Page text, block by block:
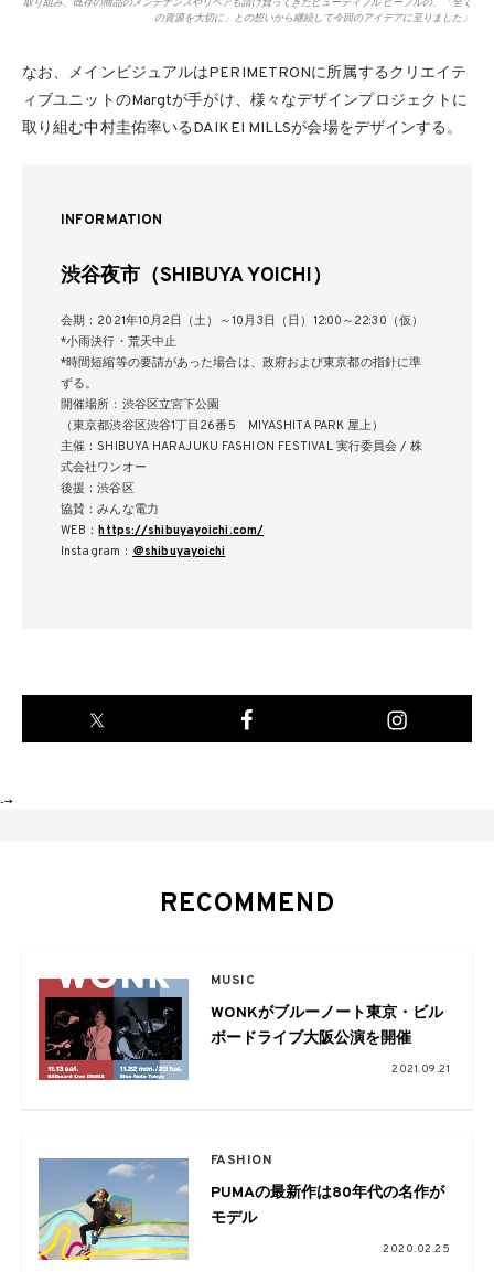
の資源を大切に」との想いから継続して今回のアイデアに至りました」
なお、メインビジュアルはPERIMETRONに所属するクリエイテ
ィブユニットのMargtが手がけ、様々なデザインプロジェクトに
取り組む中村圭佑率いるDAIKEI MILLSが会場をデザインする。
INFORMATION
渋谷夜市（SHIBUYA YOICHI）
会期：2021年10月2日（土）～10月3日（日）12:00～22:30（仮）
*小雨決行・荒天中止
*時間短縮等の要請があった場合は、政府および東京都の指針に準
ずる。
開催場所：渋谷区立宮下公園
（東京都渋谷区渋谷1丁目26番5 MIYASHITA PARK 屋上）
主催：SHIBUYA HARAJUKU FASHION FESTIVAL 実行委員会 / 株
式会社ワンオー
後援：渋谷区
協賛：みんな電力
WEB：https://shibuyayoichi.com/
Instagram： ＠shibuyayoichi
-->
RECOMMEND
MUSIC
WONKがブルーノート東京・ビル
ボードライブ大阪公演を開催
2021.09.21
FASHION
PUMAの最新作は80年代の名作が
モデル
2020.02.25